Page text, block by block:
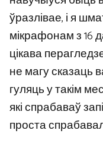
ўразлівае, і я
мікрафонам з 16
цікава
не магу сказаць
гуляць у такім
які спрабаваў
проста